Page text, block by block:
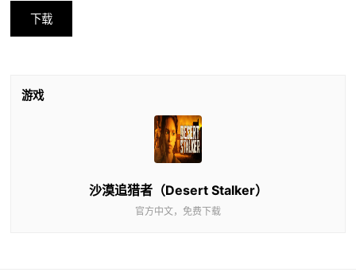
下载
游戏
沙漠追猎者（Desert Stalker）
官方中文，免费下载